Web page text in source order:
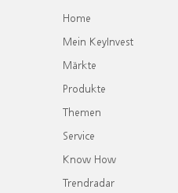
Home
Mein KeyInvest
Märkte
Produkte
Themen
Service
Know How
Trendradar